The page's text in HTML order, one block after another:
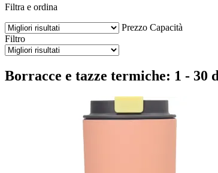
Filtra e ordina
Prezzo Capacità
Filtro
Borracce e tazze termiche: 1 - 30